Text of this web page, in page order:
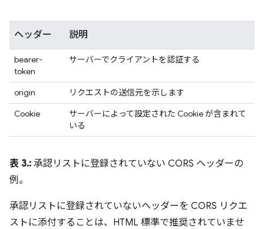
ヘッダー 説明
bearer-
token
サーバーでクライアントを認証する
origin
リクエストの送信元を示します
Cookie
サーバーによって設定された Cookie が含まれて
いる
表 3.: 承認リストに登録されていない CORS ヘッダーの
例。
承認リストに登録されていないヘッダーを CORS リクエ
ストに添付することは、HTML 標準で推奨されていませ